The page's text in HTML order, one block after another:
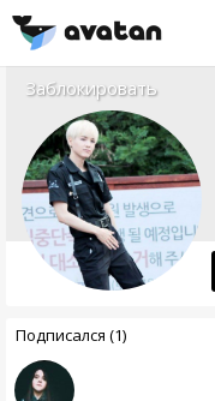
Заблокировать
Подписался (1)